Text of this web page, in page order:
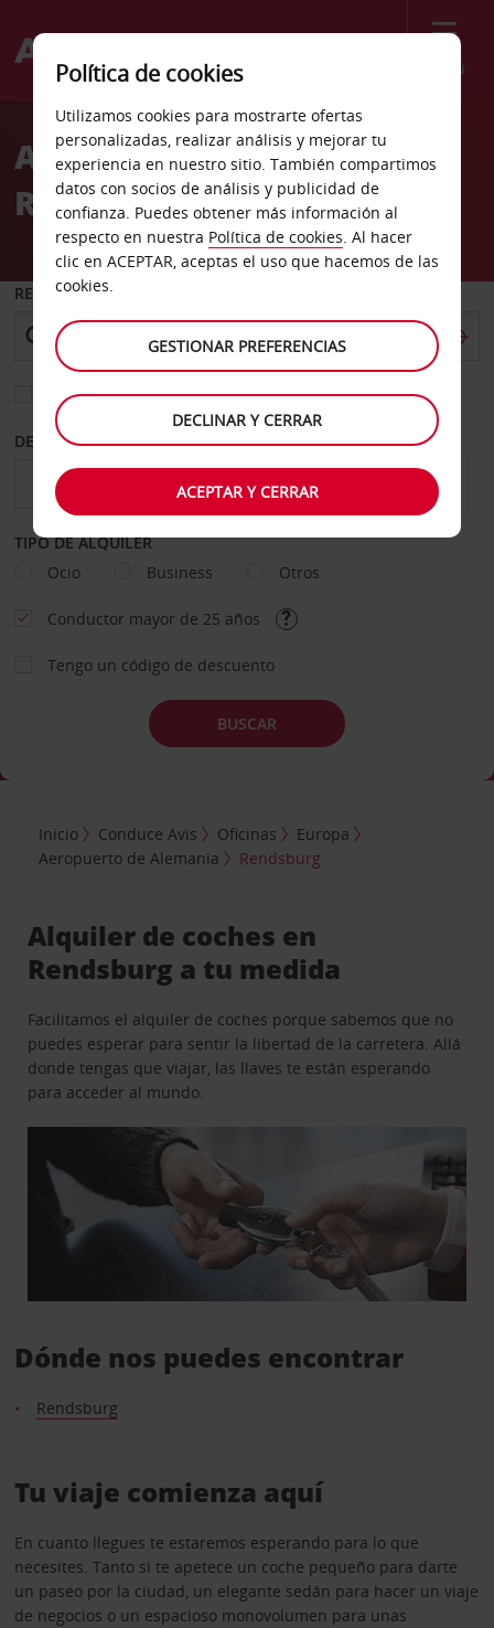
Menú
Welcome
AvisAlquiler de coches
Rendsburg
RECOGER EN
Elegir otra oficina de devolución
DESDE HASTA
TIPO DE ALQUILER
Ocio
Business Otros
Conductor mayor de 25 años
Tengo un código de descuento
BUSCAR
Inicio Conduce Avis Oficinas
Europa
Aeropuerto de Alemania
Rendsburg
Alquiler de coches en
Rendsburg a tu medida
Facilitamos el alquiler de coches porque sabemos que no
puedes esperar para sentir la libertad de la carretera. Allá
donde tengas que viajar, las llaves te están esperando
para acceder al mundo.
Dónde nos puedes encontrar
Rendsburg
Tu viaje comienza aquí
En cuanto llegues te estaremos esperando para lo que
necesites. Tanto si te apetece un coche pequeño para darte
un paseo por la ciudad, un elegante sedán para hacer un viaje
de negocios o un espacioso monovolumen para unas
Política de cookies
Utilizamos cookies para mostrarte ofertas
personalizadas, realizar análisis y mejorar tu
experiencia en nuestro sitio. También compartimos
datos con socios de análisis y publicidad de
confianza. Puedes obtener más información al
respecto en nuestra Política de cookies. Al hacer
clic en ACEPTAR, aceptas el uso que hacemos de las
cookies.
GESTIONAR PREFERENCIAS
DECLINAR Y CERRAR
ACEPTAR Y CERRAR